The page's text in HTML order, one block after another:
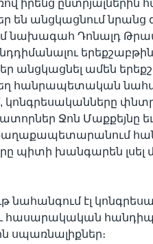
իրենց ընտրյալներին
են անցկացնում նրանց
նախագահ Դոնալդ
անցկացնել ամեն
հանրապետական
կոնգրեսականները
Ջոն Մաքքեյնը
պիտի խանգարեն լսել
նահանգում էլ
հասարակական
սպառնալիքներ։